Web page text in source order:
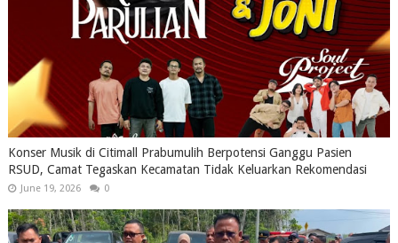
Konser Musik di Citimall Prabumulih Berpotensi Ganggu Pasien
RSUD, Camat Tegaskan Kecamatan Tidak Keluarkan Rekomendasi
June 19, 2026 0